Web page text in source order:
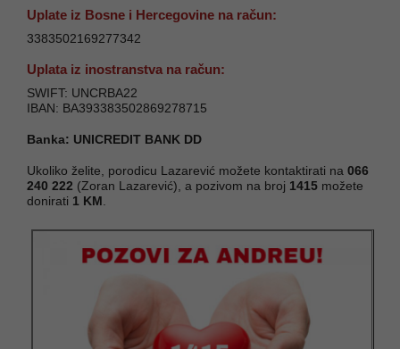
Uplate iz Bosne i Hercegovine na račun:
3383502169277342
Uplata iz inostranstva na račun:
SWIFT: UNCRBA22
IBAN: BA393383502869278715
Banka: UNICREDIT BANK DD
Ukoliko želite, porodicu Lazarević možete kontaktirati na 066
240 222 (Zoran Lazarević), a pozivom na broj 1415 možete
donirati 1 KM